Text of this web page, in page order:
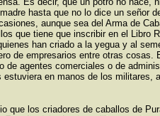
hasta que no lo dice un señor
aunque sea del Arma de
que tiene que inscribir en el Libro
han criado a la yegua y al
de empresarios entre otras cosas.
de agentes comerciales o de
estuviera en manos de los militares,
que los criadores de caballos de